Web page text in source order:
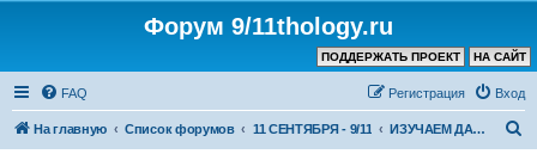
Форум 9/11thology.ru
НА САЙТ
ПОДДЕРЖАТЬ ПРОЕКТ
FAQ Вход
Регистрация
На главную Список форумов 11 СЕНТЯБРЯ - 9/11 ИЗУЧАЕМ ДАЛЬШЕ...